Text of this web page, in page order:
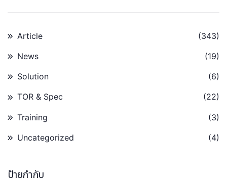
Article (343)
News (19)
Solution (6)
TOR & Spec (22)
Training (3)
Uncategorized (4)
ป้ายกำกับ